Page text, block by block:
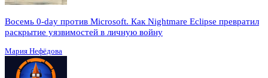
Восемь 0-day против Microsoft. Как Nightmare Eclipse превратил
раскрытие уязвимостей в личную войну
Мария Нефёдова